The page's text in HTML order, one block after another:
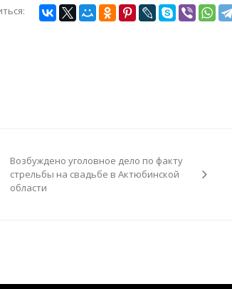
Возбуждено уголовное дело по факту
стрельбы на свадьбе в Актюбинской
области